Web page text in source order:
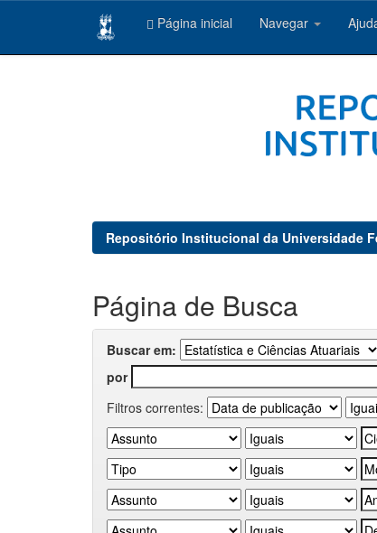
Página inicial Navegar
Repositório Institucional da Universidade
Página de Busca
Buscar em:
por
Filtros correntes: